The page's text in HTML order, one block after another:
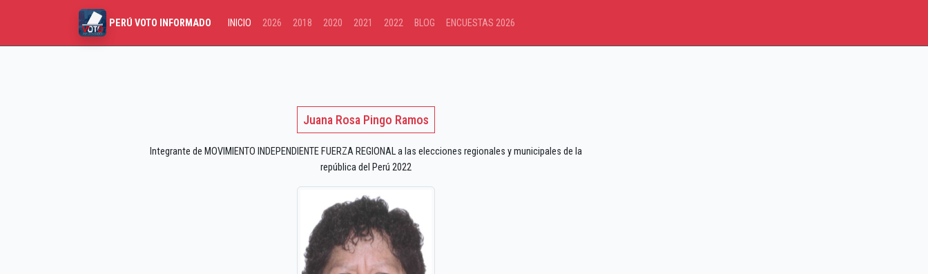
PERÚ VOTO INFORMADO INICIO 2026 2018 2020 2021 2022 BLOG ENCUESTAS 2026
Juana Rosa Pingo Ramos
Integrante de MOVIMIENTO INDEPENDIENTE FUERZA REGIONAL a las elecciones regionales y municipales de la
república del Perú 2022